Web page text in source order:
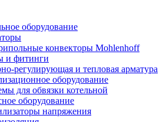
оборудование
конвекторы Mohlenhoff
и фитинги
регулирующая и тепловая арматура
оборудование
для обвязки котельной
оборудование
напряжения